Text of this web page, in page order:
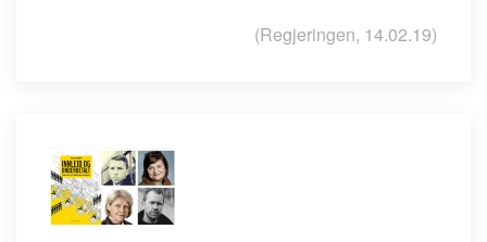
(Regjeringen, 14.02.19)